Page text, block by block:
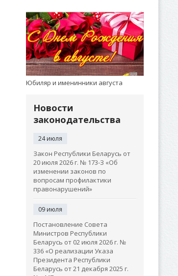
Юбиляр и именинники августа
Новости
законодательства
24 июля
Закон Республики Беларусь от
20 июля 2026 г. № 173-З «Об
изменении законов по
вопросам профилактики
правонарушений»
09 июля
Постановление Совета
Министров Республики
Беларусь от 02 июля 2026 г. №
336 «О реализации Указа
Президента Республики
Беларусь от 21 декабря 2025 г.